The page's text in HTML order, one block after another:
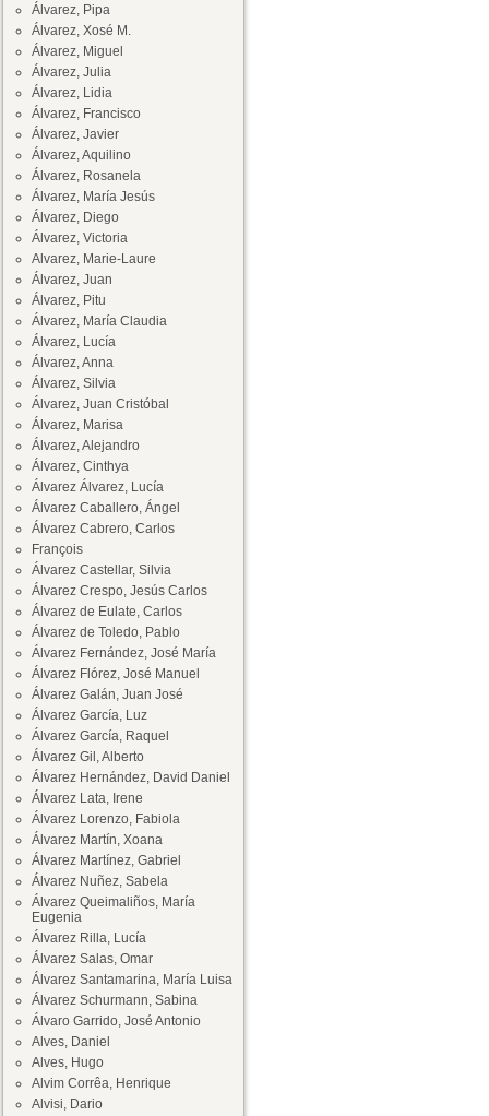
Álvarez, Pipa
Álvarez, Xosé M.
Álvarez, Miguel
Álvarez, Julia
Álvarez, Lidia
Álvarez, Francisco
Álvarez, Javier
Álvarez, Aquilino
Álvarez, Rosanela
Álvarez, María Jesús
Álvarez, Diego
Álvarez, Victoria
Alvarez, Marie-Laure
Álvarez, Juan
Álvarez, Pitu
Álvarez, María Claudia
Álvarez, Lucía
Álvarez, Anna
Álvarez, Silvia
Álvarez, Juan Cristóbal
Álvarez, Marisa
Álvarez, Alejandro
Álvarez, Cinthya
Álvarez Álvarez, Lucía
Álvarez Caballero, Ángel
Álvarez Cabrero, Carlos
François
Álvarez Castellar, Silvia
Álvarez Crespo, Jesús Carlos
Álvarez de Eulate, Carlos
Álvarez de Toledo, Pablo
Álvarez Fernández, José María
Álvarez Flórez, José Manuel
Álvarez Galán, Juan José
Álvarez García, Luz
Álvarez García, Raquel
Álvarez Gil, Alberto
Álvarez Hernández, David Daniel
Álvarez Lata, Irene
Álvarez Lorenzo, Fabiola
Álvarez Martín, Xoana
Álvarez Martínez, Gabriel
Álvarez Nuñez, Sabela
Álvarez Queimaliños, María
Eugenia
Álvarez Rilla, Lucía
Álvarez Salas, Omar
Álvarez Santamarina, María Luisa
Álvarez Schurmann, Sabina
Álvaro Garrido, José Antonio
Alves, Daniel
Alves, Hugo
Alvim Corrêa, Henrique
Alvisi, Dario